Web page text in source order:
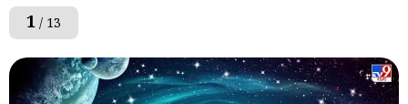
1/ 13